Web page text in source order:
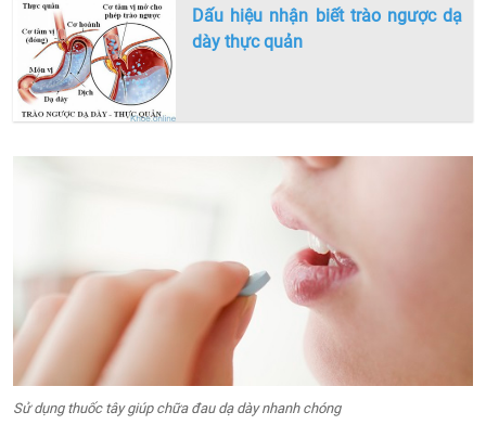
Dấu hiệu nhận biết trào ngược dạ
dày thực quản
Sử dụng thuốc tây giúp chữa đau dạ dày nhanh chóng